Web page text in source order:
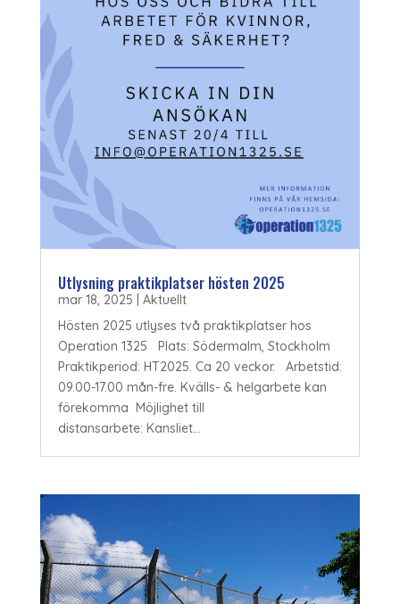
Utlysning praktikplatser hösten 2025
mar 18, 2025
Aktuellt
Hösten 2025 utlyses två praktikplatser hos
Operation 1325 Plats: Södermalm, Stockholm
Praktikperiod: HT2025. Ca 20 veckor. Arbetstid:
09.00-17.00 mån-fre. Kvälls- & helgarbete kan
förekomma Möjlighet till
distansarbete: Kansliet...